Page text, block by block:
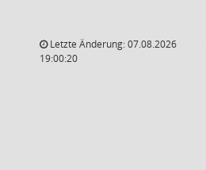
Letzte Änderung: 07.08.2026
19:00:20